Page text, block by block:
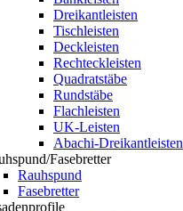
Dreikantleisten
Tischleisten
Deckleisten
Rechteckleisten
Quadratstäbe
Rundstäbe
Flachleisten
UK-Leisten
Abachi-Dreikantleisten
Fasebretter
Rauhspund
Fasebretter